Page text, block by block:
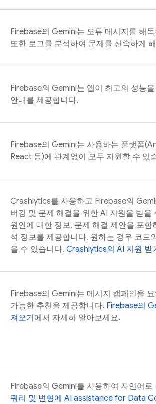
Firebase의 Gemini는 오류 메시지를 해
또한 로그를 분석하여 문제를 신속하게
Firebase의 Gemini는 앱이 최고의 성능
안내를 제공합니다.
Firebase의 Gemini는 사용하는 플랫폼
React 등)에 관계없이 모두 지원할 수 있
Crashlytics를 사용하고 Firebase의
버깅 및 문제 해결을 위한 AI 지원을 받
원인에 대한 정보, 문제 해결 제안을 포
석 정보를 제공합니다. 원하는 경우 코드
을 수 있습니다. Crashlytics의 AI 지원 받기
Firebase의 Gemini는 메시지 캠페인을
가능한 추천을 제공합니다. Firebase의
져오기 에서 자세히 알아보세요.
Firebase의 Gemini를 사용하여 자연어
쿼리 및 변형에 AI assistance for Data